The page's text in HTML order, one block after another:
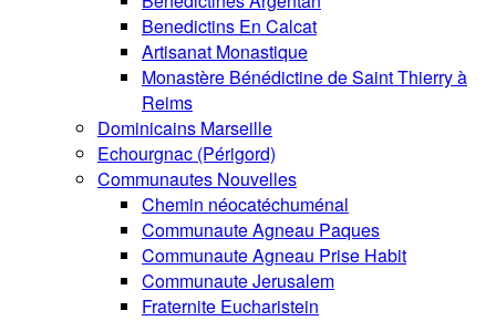
Benedictins En Calcat
Artisanat Monastique
Monastère Bénédictine de Saint Thierry à
Reims
Dominicains Marseille
Echourgnac (Périgord)
Communautes Nouvelles
Chemin néocatéchuménal
Communaute Agneau Paques
Communaute Agneau Prise Habit
Communaute Jerusalem
Fraternite Eucharistein